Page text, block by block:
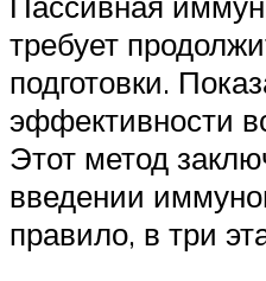
требует
подготовки.
эффективности
Этот метод
введении
правило, в три